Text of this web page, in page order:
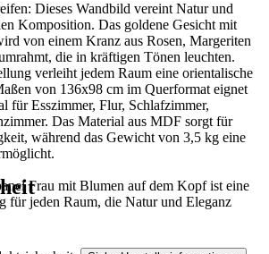
Dieses Wandbild vereint Natur und
Komposition. Das goldene Gesicht mit
von einem Kranz aus Rosen, Margeriten
die in kräftigen Tönen leuchten.
verleiht jedem Raum eine orientalische
von 136x98 cm im Querformat eignet
für Esszimmer, Flur, Schlafzimmer,
Das Material aus MDF sorgt für
während das Gewicht von 3,5 kg eine
Frau mit Blumen auf dem Kopf ist eine
für jeden Raum, die Natur und Eleganz